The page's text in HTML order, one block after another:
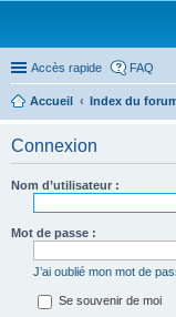
Accès rapide FAQ
Accueil
Index du
Connexion
Nom d’utilisateur :
Mot de passe :
J’ai oublié mon mot de
Se souvenir de moi